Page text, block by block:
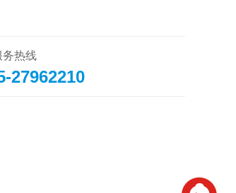
务热线
27962210